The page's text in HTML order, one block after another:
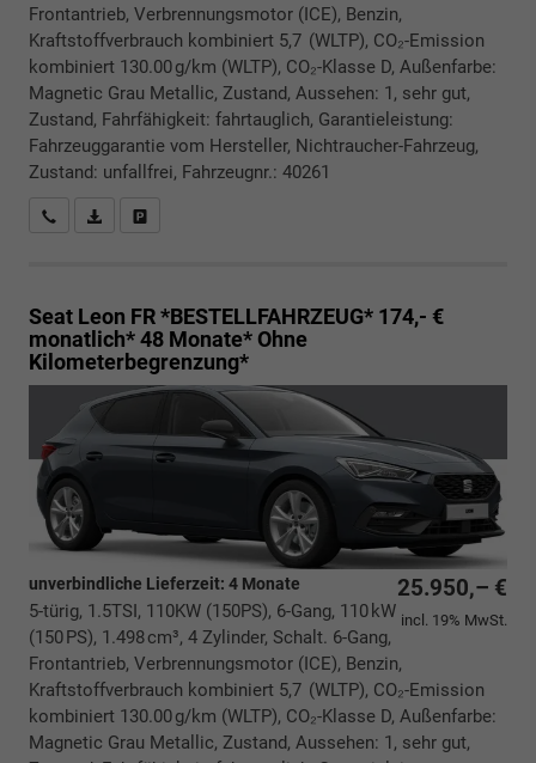
Frontantrieb, Verbrennungsmotor (ICE), Benzin,
Kraftstoffverbrauch kombiniert 5,7 (WLTP), CO₂-Emission
kombiniert 130.00 g/km (WLTP), CO₂-Klasse D, Außenfarbe:
Magnetic Grau Metallic, Zustand, Aussehen: 1, sehr gut,
Zustand, Fahrfähigkeit: fahrtauglich, Garantieleistung:
Fahrzeuggarantie vom Hersteller, Nichtraucher-Fahrzeug,
Zustand: unfallfrei, Fahrzeugnr.: 40261
Rückrufbitte absenden
PDF-Datei, Fahrzeugexposé drucken
Seat Leon FR *BESTELLFAHRZEUG* 174,- €
monatlich* 48 Monate* Ohne
Kilometerbegrenzung*
25.950,– €
incl. 19% MwSt.
unverbindliche Lieferzeit: 4 Monate
5-türig, 1.5TSI, 110KW (150PS), 6-Gang, 110 kW
(150 PS), 1.498 cm³, 4 Zylinder, Schalt. 6-Gang,
Frontantrieb, Verbrennungsmotor (ICE), Benzin,
Kraftstoffverbrauch kombiniert 5,7 (WLTP), CO₂-Emission
kombiniert 130.00 g/km (WLTP), CO₂-Klasse D, Außenfarbe:
Magnetic Grau Metallic, Zustand, Aussehen: 1, sehr gut,